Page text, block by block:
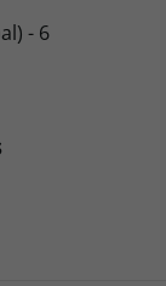
- 6